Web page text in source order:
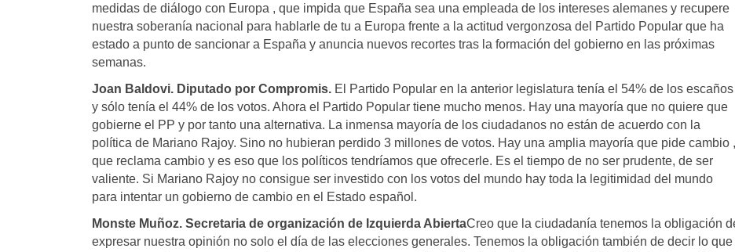
medidas de diálogo con Europa , que impida que España sea una empleada de los intereses alemanes y recupere
nuestra soberanía nacional para hablarle de tu a Europa frente a la actitud vergonzosa del Partido Popular que ha
estado a punto de sancionar a España y anuncia nuevos recortes tras la formación del gobierno en las próximas
semanas.
Joan Baldovi. Diputado por Compromis. El Partido Popular en la anterior legislatura tenía el 54% de los escaños
y sólo tenía el 44% de los votos. Ahora el Partido Popular tiene mucho menos. Hay una mayoría que no quiere que
gobierne el PP y por tanto una alternativa. La inmensa mayoría de los ciudadanos no están de acuerdo con la
política de Mariano Rajoy. Sino no hubieran perdido 3 millones de votos. Hay una amplia mayoría que pide cambio ,
que reclama cambio y es eso que los políticos tendríamos que ofrecerle. Es el tiempo de no ser prudente, de ser
valiente. Si Mariano Rajoy no consigue ser investido con los votos del mundo hay toda la legitimidad del mundo
para intentar un gobierno de cambio en el Estado español.
Monste Muñoz. Secretaria de organización de Izquierda AbiertaCreo que la ciudadanía tenemos la obligación
expresar nuestra opinión no solo el día de las elecciones generales. Tenemos la obligación también de decir lo que